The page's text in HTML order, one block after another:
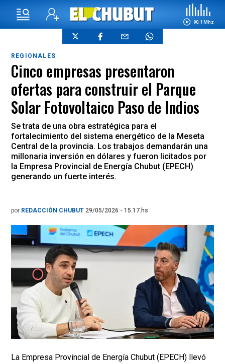
90.1 Mhz
REGIONALES
Cinco empresas presentaron
ofertas para construir el Parque
Solar Fotovoltaico Paso de Indios
Se trata de una obra estratégica para el
fortalecimiento del sistema energético de la Meseta
Central de la provincia. Los trabajos demandarán una
millonaria inversión en dólares y fueron licitados por
la Empresa Provincial de Energía Chubut (EPECH)
generando un fuerte interés.
por REDACCIÓN CHUBUT 29/05/2026 - 15.17.hs
La Empresa Provincial de Energía Chubut (EPECH) llevó